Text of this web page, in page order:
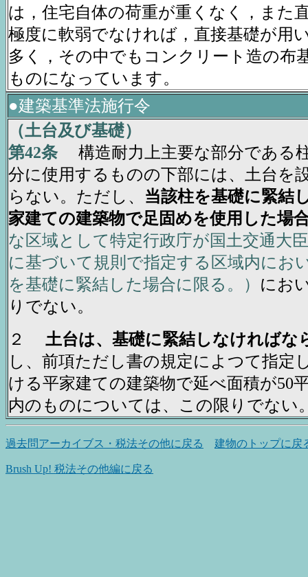
は，住宅自体の荷重が重くなく，また
極度に軟弱でなければ，直接基礎が用
多く，その中でもコンクリート造の布
ものになっています。
●建築基準法施行令
（土台及び基礎）
第42条 構造耐力上主要な部分である
分に使用するものの下部には、土台を
らない。ただし、 当該柱を基礎に緊結
家建ての建築物で足固めを使用した場
な区域として特定行政庁が国土交通大
に基づいて規則で指定する区域内にお
を基礎に緊結した場合に限る。） にお
りでない。
２ 土台は、基礎に緊結しなければな
し、前項ただし書の規定によつて指定
ける平家建ての建築物で延べ面積が50
内のものについては、この限りでない
過去問アーカイブス・税法その他に戻る 建物のトップに戻
Brush Up! 税法その他編に戻る